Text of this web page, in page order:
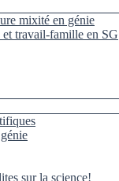
mixité en génie
travail-famille en SG
sur la science!